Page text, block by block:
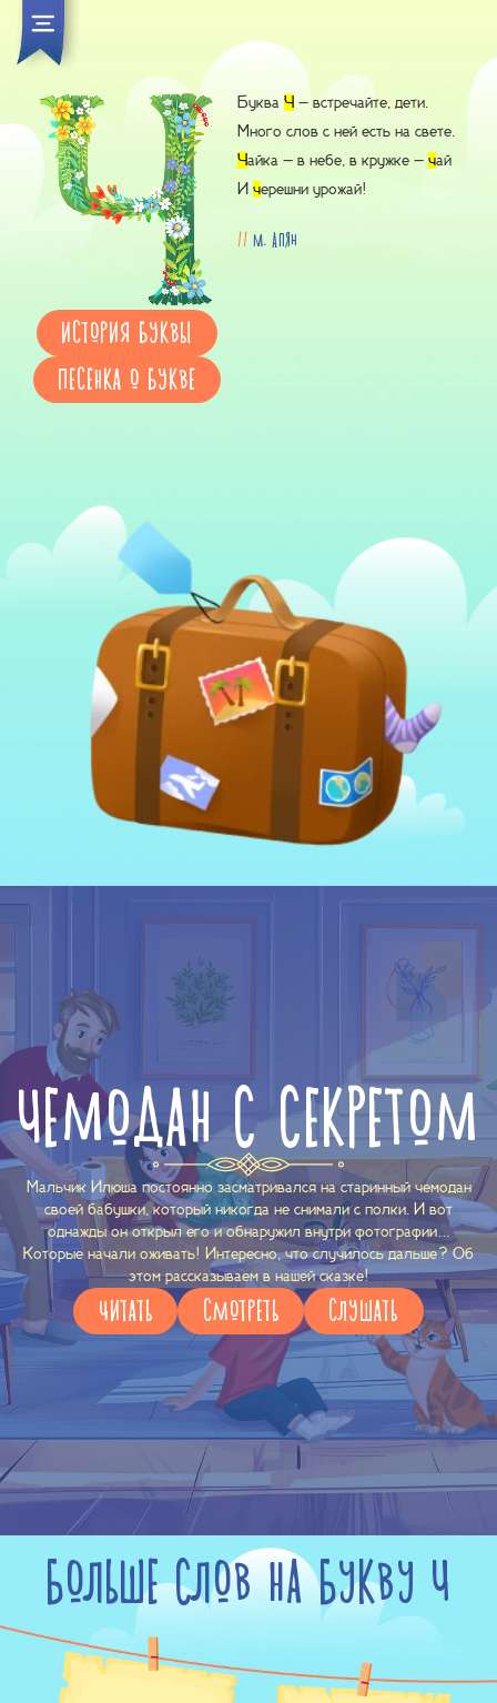
ИСТОРИЯ БУКВЫ
ПЕСЕНКА О БУКВЕ
БукваЧ – встречайте, дети.
Много слов с ней есть на свете.
Чайка – в небе, в кружке –чай
Ичерешни урожай!
// М. Апян
ЧЕМОДАН С СЕКРЕТОМ
Мальчик Илюша постоянно засматривался на старинный чемодан
своей бабушки, который никогда не снимали с полки. И вот
однажды он открыл его и обнаружил внутри фотографии…
Которые начали оживать! Интересно, что случилось дальше? Об
этом рассказываем в нашей сказке!
ЧИТАТЬ СМОТРЕТЬ СЛУШАТЬ
БОЛЬШЕ СЛОВ НА БУКВУ Ч